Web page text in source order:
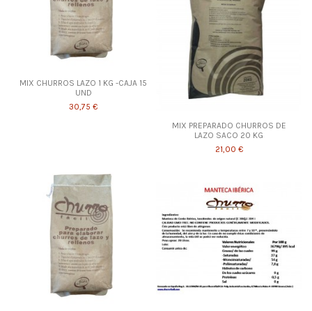
MIX CHURROS LAZO 1 KG -CAJA 15
UND
30,75 €
MIX PREPARADO CHURROS DE
LAZO SACO 20 KG
21,00 €